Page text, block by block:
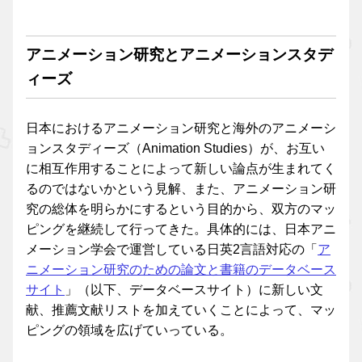
アニメーション研究とアニメーションスタデ
ィーズ
日本におけるアニメーション研究と海外のアニメーシ
ョンスタディーズ（Animation Studies）が、お互い
に相互作用することによって新しい論点が生まれてく
るのではないかという見解、また、アニメーション研
究の総体を明らかにするという目的から、双方のマッ
ピングを継続して行ってきた。具体的には、日本アニ
メーション学会で運営している日英2言語対応の「 ア
ニメーション研究のための論文と書籍のデータベース
サイト 」（以下、データベースサイト）に新しい文
献、推薦文献リストを加えていくことによって、マッ
ピングの領域を広げていっている。